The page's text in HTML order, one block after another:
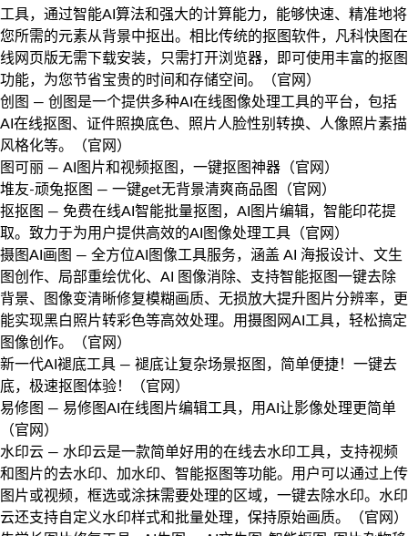
工具，通过智能AI算法和强大的计算能力，能够快速、精准地将
您所需的元素从背景中抠出。相比传统的抠图软件，凡科快图在
线网页版无需下载安装，只需打开浏览器，即可使用丰富的抠图
功能，为您节省宝贵的时间和存储空间。（官网 ）
创图 — 创图是一个提供多种AI在线图像处理工具的平台，包括
AI在线抠图、证件照换底色、照片人脸性别转换、人像照片素描
风格化等。（官网 ）
图可丽 — AI图片和视频抠图，一键抠图神器（官网 ）
堆友-顽兔抠图 — 一键get无背景清爽商品图（官网 ）
抠抠图 — 免费在线AI智能批量抠图，AI图片编辑，智能印花提
取。致力于为用户提供高效的AI图像处理工具（官网 ）
摄图AI画图 — 全方位AI图像工具服务，涵盖 AI 海报设计、文生
图创作、局部重绘优化、AI 图像消除、支持智能抠图一键去除
背景、图像变清晰修复模糊画质、无损放大提升图片分辨率，更
能实现黑白照片转彩色等高效处理。用摄图网AI工具，轻松搞定
图像创作。（官网 ）
新一代AI褪底工具 — 褪底让复杂场景抠图，简单便捷！一键去
底，极速抠图体验！（官网 ）
易修图 — 易修图AI在线图片编辑工具，用AI让影像处理更简单
（官网 ）
水印云 — 水印云是一款简单好用的在线去水印工具，支持视频
和图片的去水印、加水印、智能抠图等功能。用户可以通过上传
图片或视频，框选或涂抹需要处理的区域，一键去除水印。水印
云还支持自定义水印样式和批量处理，保持原始画质。（官网 ）